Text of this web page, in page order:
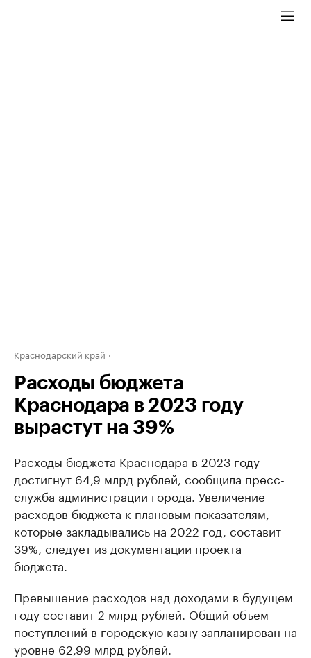
Краснодарский край
Расходы бюджета
Краснодара в 2023 году
вырастут на 39%
Расходы бюджета Краснодара в 2023 году
достигнут 64,9 млрд рублей, сообщила пресс-
служба администрации города. Увеличение
расходов бюджета к плановым показателям,
которые закладывались на 2022 год, составит
39%, следует из документации проекта
бюджета.
Превышение расходов над доходами в будущем
году составит 2 млрд рублей. Общий объем
поступлений в городскую казну запланирован на
уровне 62,99 млрд рублей.